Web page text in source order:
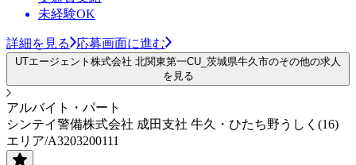
未経験OK
詳細を見る 応募画面に進む
UTエージェント株式会社 北関東第一CU_茨城県牛久市のその他の求人
を見る
アルバイト・パート
シンテイ警備株式会社 成田支社 牛久・ひたち野うしく(16)
エリア/A3203200111